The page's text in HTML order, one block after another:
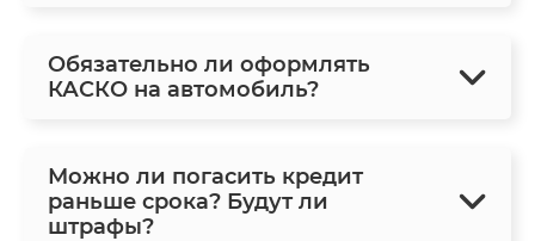
Обязательно ли оформлять
КАСКО на автомобиль?
Можно ли погасить кредит
раньше срока? Будут ли
штрафы?